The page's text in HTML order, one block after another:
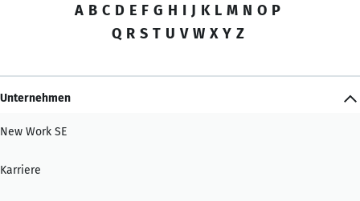
A B C D E F G H I J K L M N O P
Q R S T U V W X Y Z
Unternehmen
New Work SE
Karriere